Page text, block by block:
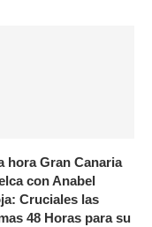
hora Gran Canaria
con Anabel
Cruciales las
48 Horas para su